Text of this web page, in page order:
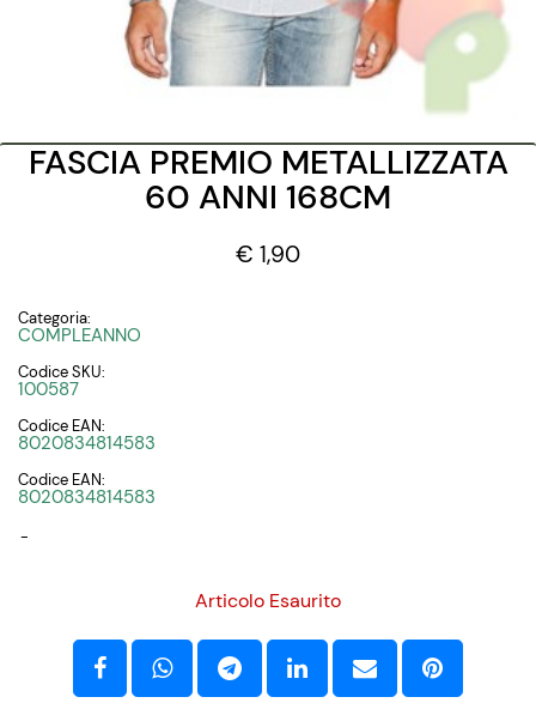
FASCIA PREMIO METALLIZZATA
60 ANNI 168CM
€ 1,90
Categoria:
COMPLEANNO
Codice SKU:
100587
Codice EAN:
8020834814583
Codice EAN:
8020834814583
-
Articolo Esaurito